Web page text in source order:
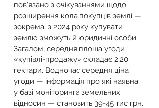
пов’язано з очікуваннями щодо
розширення кола покупців землі —
зокрема, з 2024 року купувати
землю зможуть й юридичні особи.
Загалом, середня площа угоди
«купівлі-продажу» складає 2,20
гектари. Водночас ​​середня ціна
угоди — інформація про які наявна
у базі моніторинга земельних
відносин — становить 39-45 тис грн.